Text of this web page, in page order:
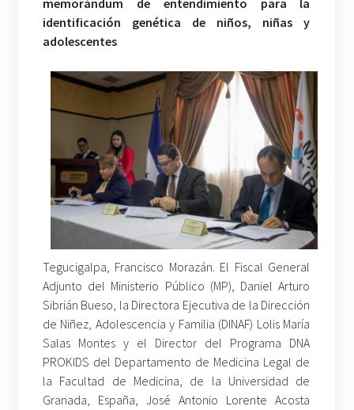
identificación genética de niños, niñas y
adolescentes
Tegucigalpa, Francisco Morazán. El Fiscal General
Adjunto del Ministerio Público (MP), Daniel Arturo
Sibrián Bueso, la Directora Ejecutiva de la Dirección
de Niñez, Adolescencia y Familia (DINAF) Lolis María
Salas Montes y el Director del Programa DNA
PROKIDS del Departamento de Medicina Legal de
la Facultad de Medicina, de la Universidad de
Granada, España, José Antonio Lorente Acosta